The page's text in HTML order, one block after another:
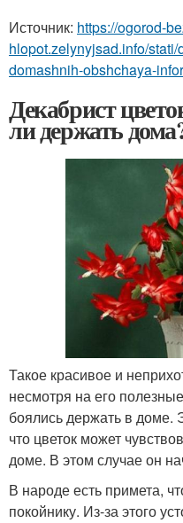
Источник: https://ogorod-
hlopot.zelynyjsad.info/
domashnih-obshchaya-
Декабрист
ли держать
Такое красивое и
несмотря на его
боялись держать в доме.
что цветок может
доме. В этом случае он
В народе есть примета,
покойнику. Из-за этого